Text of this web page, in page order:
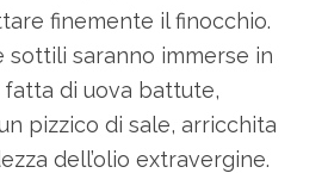
finemente il finocchio.
sottili saranno immerse in
di uova battute,
pizzico di sale, arricchita
dell’olio extravergine.